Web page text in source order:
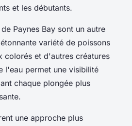
et les débutants.
Paynes Bay sont un autre
variété de poissons
colorés et d'autres créatures
l'eau permet une visibilité
chaque plongée plus
une approche plus